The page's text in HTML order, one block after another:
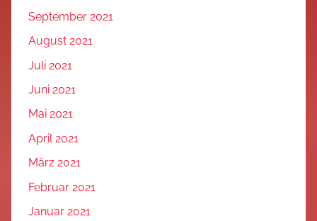
September 2021
August 2021
Juli 2021
Juni 2021
Mai 2021
April 2021
März 2021
Februar 2021
Januar 2021